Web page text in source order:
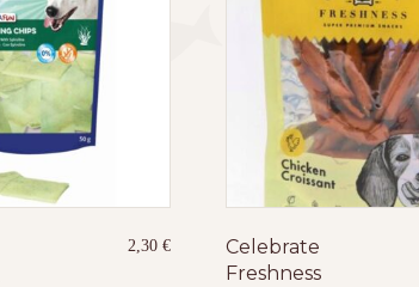
2,30 €
Celebrate
Freshness